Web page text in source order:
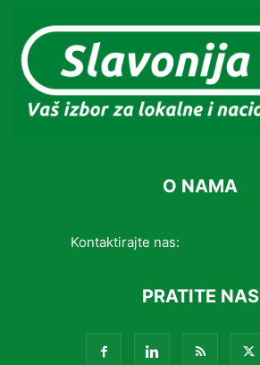
O NAMA
Kontaktirajte nas:
PRATITE NAS